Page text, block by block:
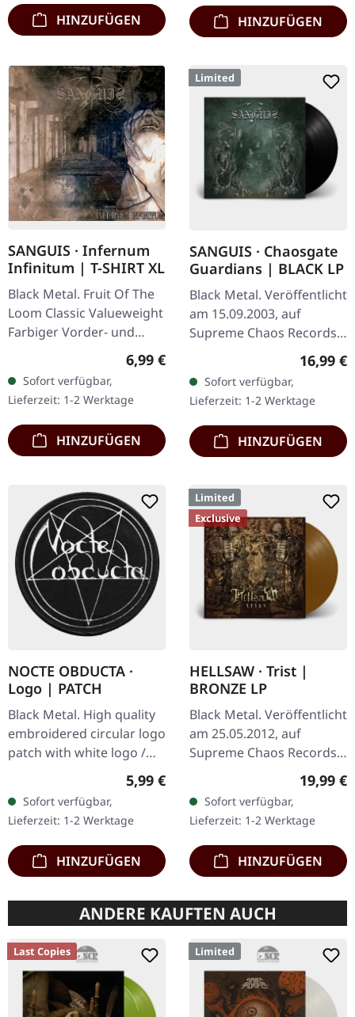
HINZUFÜGEN HINZUFÜGEN
SANGUIS · Infernum
Infinitum | T-SHIRT XL
Black Metal. Fruit Of The
Loom Classic Valueweight
Farbiger Vorder- und
Regulärer Preis:
6,99 €
Sofort verfügbar,
Lieferzeit: 1-2 Werktage
HINZUFÜGEN
Limited
SANGUIS · Chaosgate
Guardians | BLACK LP
Black Metal. Veröffentlicht
am 15.09.2003, auf
Supreme Chaos Records.
Schwarzes 180g Vinyl,
limitiert auf nur 333
handnummeriertes
Exemplare. Das…
16,99 €
Sofort verfügbar,
Lieferzeit: 1-2 Werktage
HINZUFÜGEN
NOCTE OBDUCTA ·
Logo | PATCH
Black Metal. High quality
embroidered circular logo
patch with white logo /
embroidered edge. Size
ca. 10 cm diameter
Regulärer Preis:
5,99 €
Sofort verfügbar,
Lieferzeit: 1-2 Werktage
HINZUFÜGEN
Limited
Exclusive
HELLSAW · Trist |
BRONZE LP
Black Metal. Veröffentlicht
am 25.05.2012, auf
Supreme Chaos Records.
Schweres transparent
bronze farbenes Vinyl im
Gatefold-Cover mit
exklusivem…
19,99 €
Sofort verfügbar,
Lieferzeit: 1-2 Werktage
HINZUFÜGEN
ANDERE KAUFTEN AUCH
Last Copies Limited